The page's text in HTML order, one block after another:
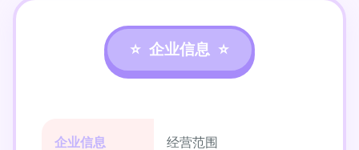
企业信息
企业信息 经营范围